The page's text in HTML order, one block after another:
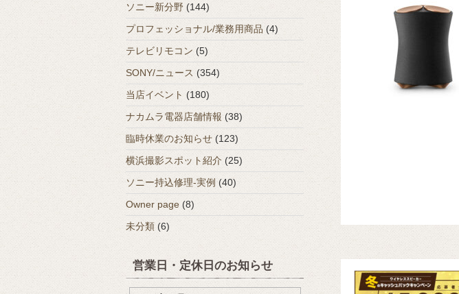
ソニー新分野 (144)
プロフェッショナル/業務用商品 (4)
テレビリモコン (5)
SONY/ニュース (354)
当店イベント (180)
ナカムラ電器店舗情報 (38)
臨時休業のお知らせ (123)
横浜撮影スポット紹介 (25)
ソニー持込修理-実例 (40)
Owner page (8)
未分類 (6)
営業日・定休日のお知らせ